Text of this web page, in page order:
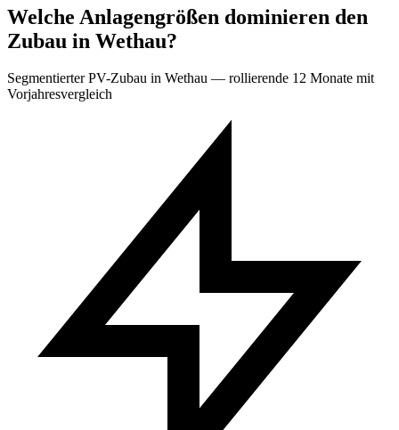
Welche Anlagengrößen dominieren den
Zubau in Wethau?
Segmentierter PV-Zubau in Wethau — rollierende 12 Monate mit
Vorjahresvergleich